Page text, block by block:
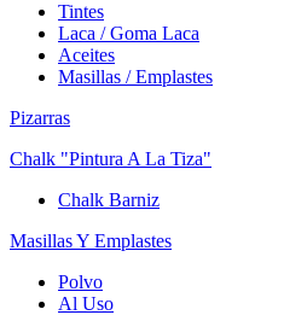
Tintes
Laca / Goma Laca
Aceites
Masillas / Emplastes
Pizarras
Chalk "Pintura A La Tiza"
Chalk Barniz
Masillas Y Emplastes
Polvo
Al Uso